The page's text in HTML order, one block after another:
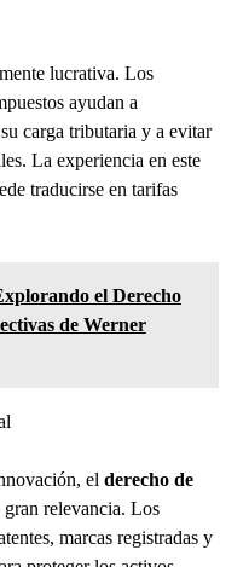
lucrativa. Los
ayudan a
carga tributaria y a evitar
La experiencia en este
traducirse en tarifas
el Derecho
de Werner
el derecho de
relevancia. Los
marcas registradas y